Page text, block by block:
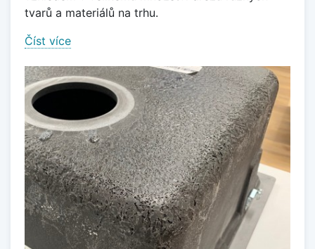
tvarů a materiálů na trhu.
Číst více